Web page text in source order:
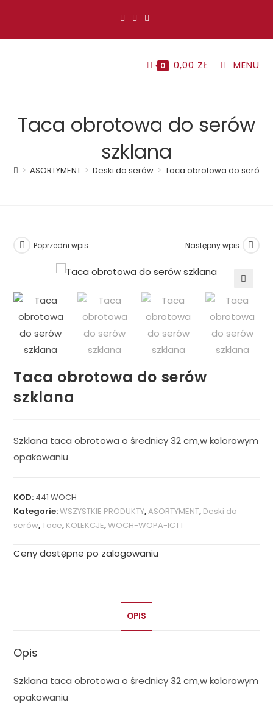
0 0,00 ZŁ MENU
Taca obrotowa do serów
szklana
> ASORTYMENT > Deski do serów > Taca obrotowa do serów
Poprzedni wpis Następny wpis
🔍
Taca obrotowa do serów
szklana
Szklana taca obrotowa o średnicy 32 cm,w kolorowym
opakowaniu
KOD: 441 WOCH
Kategorie:WSZYSTKIE PRODUKTY,ASORTYMENT, Deski do
serów,Tace, KOLEKCJE,WOCH-WOPA-ICTT
Ceny dostępne po zalogowaniu
OPIS
Opis
Szklana taca obrotowa o średnicy 32 cm,w kolorowym
opakowaniu